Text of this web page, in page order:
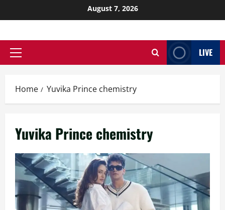
August 7, 2026
LIVE
Home Yuvika Prince chemistry
Yuvika Prince chemistry